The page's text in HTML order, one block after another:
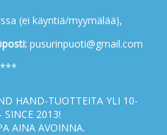
(ei käyntiä/myymälää),
pusurinpuoti@gmail.com
***
HAND-TUOTTEITA YLI 10-
SINCE 2013!
AINA AVOINNA.